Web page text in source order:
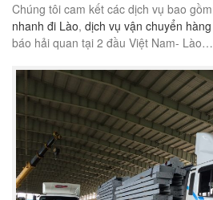
Chúng tôi cam kết các dịch vụ bao
nhanh đi Lào, dịch vụ vận chuyển
báo hải quan tại 2 đầu Việt Nam- Lào…